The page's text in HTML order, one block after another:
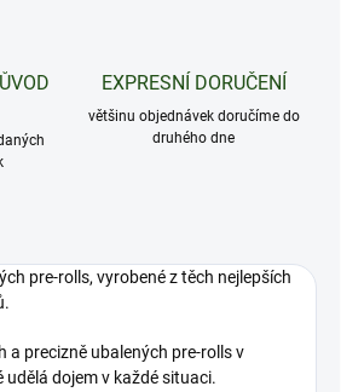
EXPRESNÍ DORUČENÍ
většinu objednávek doručíme do
druhého dne
pre-rolls, vyrobené z těch nejlepších
a precizně ubalených pre-rolls v
udělá dojem v každé situaci.